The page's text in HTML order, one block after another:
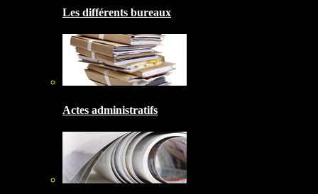
Les différents bureaux
Actes administratifs